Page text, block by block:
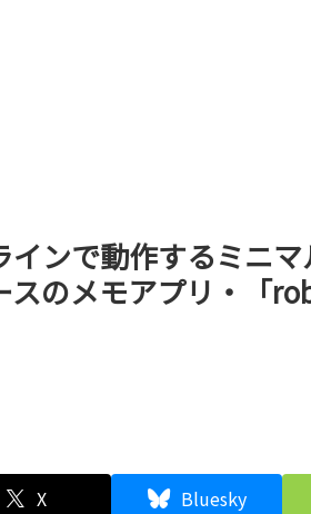
インで動作するミニ
スのメモアプリ・「
X Bluesky